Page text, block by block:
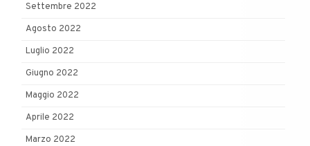
Settembre 2022
Agosto 2022
Luglio 2022
Giugno 2022
Maggio 2022
Aprile 2022
Marzo 2022